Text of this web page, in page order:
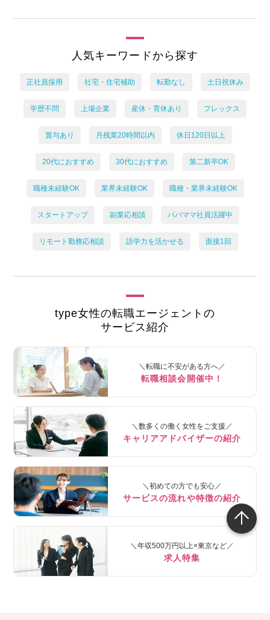
人気キーワードから探す
正社員採用 社宅・住宅補助 転勤なし 土日祝休み
学歴不問 上場企業 産休・育休あり フレックス
賞与あり 月残業20時間以内 休日120日以上
20代におすすめ 30代におすすめ 第二新卒OK
職種未経験OK 業界未経験OK 職種・業界未経験OK
スタートアップ 副業応相談 パパママ社員活躍中
リモート勤務応相談 語学力を活かせる 面接1回
type女性の転職エージェントの
サービス紹介
＼転職に不安がある方へ／
転職相談会開催中！
＼数多くの働く女性をご支援／
キャリアアドバイザーの紹介
＼初めての方でも安心／
サービスの流れや特徴の紹介
＼年収500万円以上×東京など／
求人特集